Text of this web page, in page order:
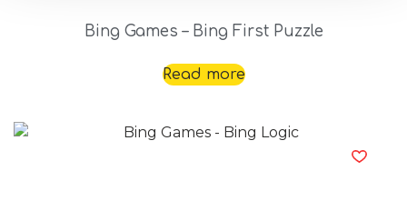
Bing Games – Bing First Puzzle
Read more